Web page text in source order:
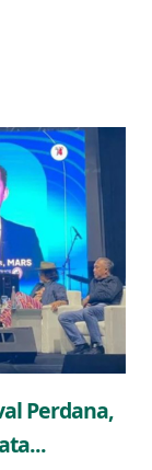
Perdana,